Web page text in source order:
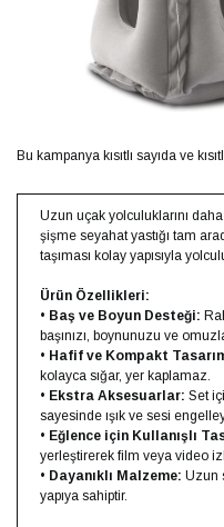
Bu kampanya kısıtlı sayıda ve
Uzun uçak yolculuklarını
şişme seyahat yastığı tam
taşıması kolay yapısıyla
Ürün Özellikleri:
• Baş ve Boyun Desteği:
başınızı, boynunuzu ve
• Hafif ve Kompakt
kolayca sığar, yer kaplamaz.
• Ekstra Aksesuarlar: Set
sayesinde ışık ve sesi
• Eğlence için Kullanışlı
yerleştirerek film veya video
• Dayanıklı Malzeme: Uzun
yapıya sahiptir.